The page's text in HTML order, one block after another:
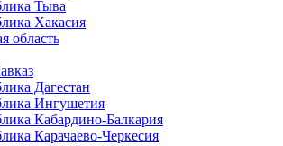
Тыва
Хакасия
область
Дагестан
Ингушетия
Кабардино-Балкария
Карачаево-Черкесия